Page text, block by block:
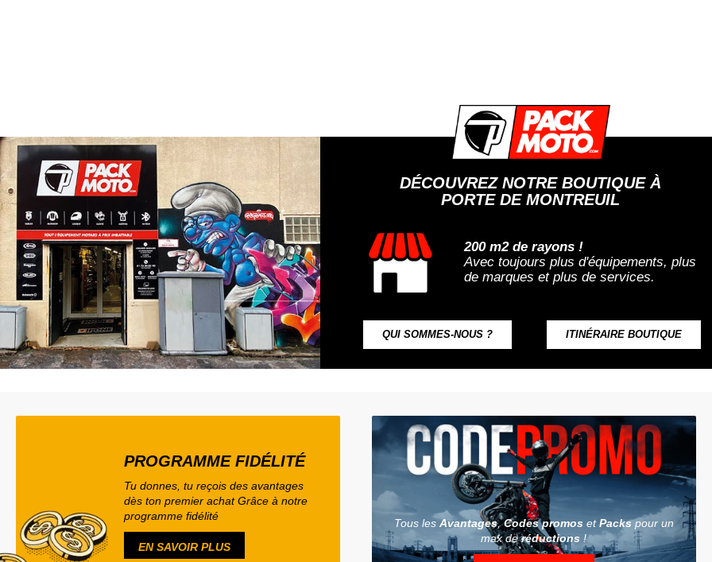
DÉCOUVREZ NOTRE BOUTIQUE À
PORTE DE MONTREUIL
200 m2 de rayons !
Avec toujours plus d'équipements, plus
de marques et plus de services.
QUI SOMMES-NOUS ? ITINÉRAIRE BOUTIQUE
PROGRAMME FIDÉLITÉ
Tu donnes, tu reçois des avantages
dès ton premier achat Grâce à notre
programme fidélité
EN SAVOIR PLUS
Tous les Avantages,Codes promosetPackspour un
max deréductions !